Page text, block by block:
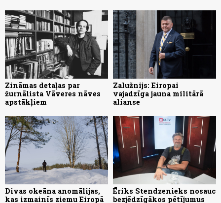
Zināmas detaļas par
žurnālista Vāveres nāves
apstākļiem
Zalužnijs: Eiropai
vajadzīga jauna militārā
alianse
Divas okeāna anomālijas,
kas izmainīs ziemu Eiropā
Ēriks Stendzenieks nosauc
bezjēdzīgākos pētījumus